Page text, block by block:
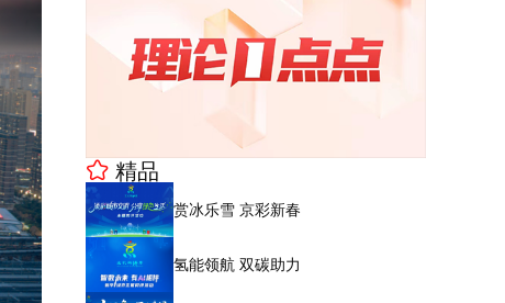
精品
赏冰乐雪 京彩新春
氢能领航 双碳助力